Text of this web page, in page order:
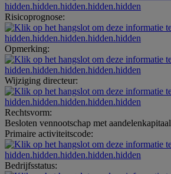
hidden.hidden.hidden.hidden.hidden
Risicoprognose:
hidden.hidden.hidden.hidden.hidden
Opmerking:
hidden.hidden.hidden.hidden.hidden
Wijziging directeur:
hidden.hidden.hidden.hidden.hidden
Rechtsvorm:
Besloten vennootschap met aandelenkapitaal
Primaire activiteitscode:
hidden.hidden.hidden.hidden.hidden
Bedrijfsstatus: